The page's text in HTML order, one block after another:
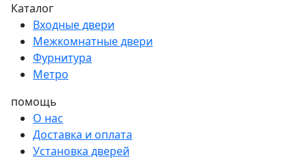
Каталог
Входные двери
Межкомнатные двери
Фурнитура
Метро
помощь
О нас
Доставка и оплата
Установка дверей